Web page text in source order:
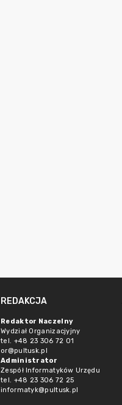
REDAKCJA
Redaktor Naczelny
Wydział Organizacjyjny
tel. +48 23 306 72 01
or@pultusk.pl
Administrator
Zespół Informatyków Urzędu
tel. +48 23 306 72 25
informatyk@pultusk.pl